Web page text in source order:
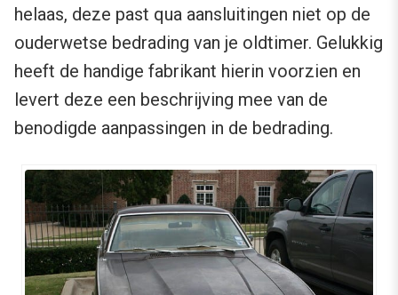
helaas, deze past qua aansluitingen niet op de
ouderwetse bedrading van je oldtimer. Gelukkig
heeft de handige fabrikant hierin voorzien en
levert deze een beschrijving mee van de
benodigde aanpassingen in de bedrading.